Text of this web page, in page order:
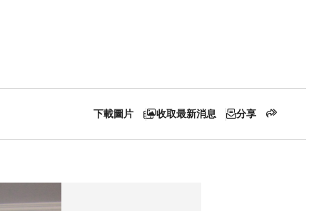
下載圖片 收取最新消息 分享